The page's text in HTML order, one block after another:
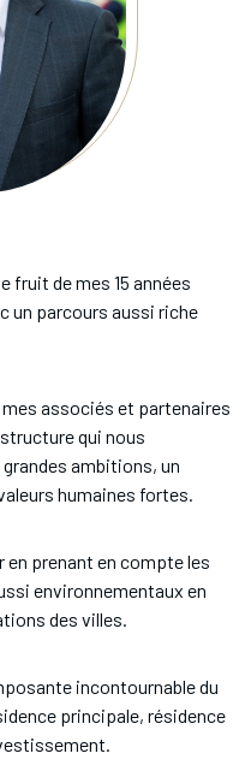
fruit de mes 15 années
un parcours aussi riche
associés et partenaires
qui nous
ambitions, un
humaines fortes.
prenant en compte les
environnementaux en
des villes.
incontournable du
principale, résidence